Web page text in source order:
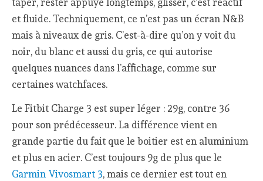
taper, rester appuyé longtemps, glisser, c’est réactif
et fluide. Techniquement, ce n’est pas un écran N&B
mais à niveaux de gris. C’est-à-dire qu’on y voit du
noir, du blanc et aussi du gris, ce qui autorise
quelques nuances dans l’affichage, comme sur
certaines watchfaces.
Le Fitbit Charge 3 est super léger : 29g, contre 36
pour son prédécesseur. La différence vient en
grande partie du fait que le boitier est en aluminium
et plus en acier. C’est toujours 9g de plus que le
Garmin Vivosmart 3, mais ce dernier est tout en